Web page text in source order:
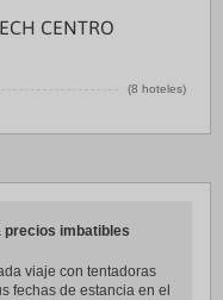
CENTRO
(8 hoteles)
precios imbatibles
viaje con tentadoras
fechas de estancia en el